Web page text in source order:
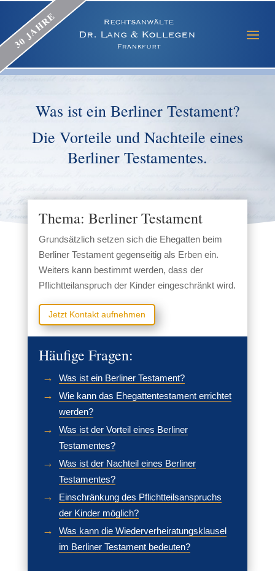
Was ist ein Berliner Testament?
Die Vorteile und Nachteile eines
Berliner Testamentes.
Thema: Berliner Testament
Grundsätzlich setzen sich die Ehegatten beim
Berliner Testament gegenseitig als Erben ein.
Weiters kann bestimmt werden, dass der
Pflichtteilanspruch der Kinder eingeschränkt wird.
Jetzt Kontakt aufnehmen
Häufige Fragen:
Was ist ein Berliner Testament?
Wie kann das Ehegattentestament errichtet
werden?
Was ist der Vorteil eines Berliner
Testamentes?
Was ist der Nachteil eines Berliner
Testamentes?
Einschränkung des Pflichtteilsanspruchs
der Kinder möglich?
Was kann die Wiederverheiratungsklausel
im Berliner Testament bedeuten?